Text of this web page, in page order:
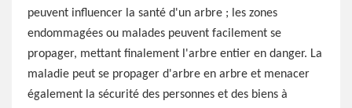
peuvent influencer la santé d'un arbre ; les zones
endommagées ou malades peuvent facilement se
propager, mettant finalement l'arbre entier en danger. La
maladie peut se propager d'arbre en arbre et menacer
également la sécurité des personnes et des biens à